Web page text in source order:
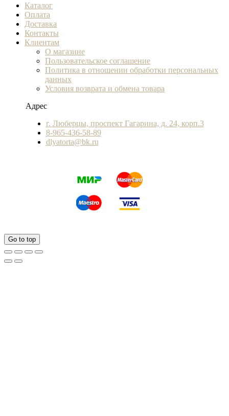
Каталог
Оплата
Доставка
Контакты
Клиентам
О магазине
Пользовательское соглашение
Политика в отношении обработки персональных
данных
Условия возврата и обмена товара
Адрес
г. Люберцы, проспект Гагарина, д. 24, корп.3
8-965-436-58-89
dlyatorta@bk.ru
Go to top